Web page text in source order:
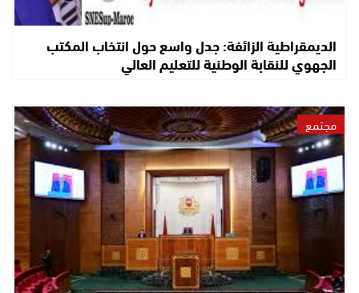
الديمقراطية الزائفة: جدل واسع حول انتخاب المكتب
الجهوي للنقابة الوطنية للتعليم العالي
مجتمع